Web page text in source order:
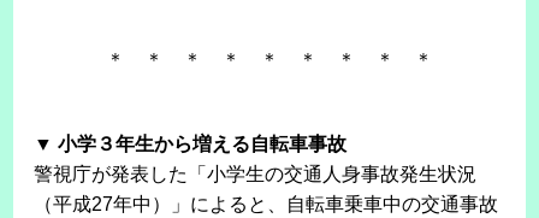
＊ ＊ ＊ ＊ ＊ ＊ ＊ ＊ ＊
▼ 小学３年生から増える自転車事故
警視庁が発表した「小学生の交通人身事故発生状況
（平成27年中）」によると、自転車乗車中の交通事故